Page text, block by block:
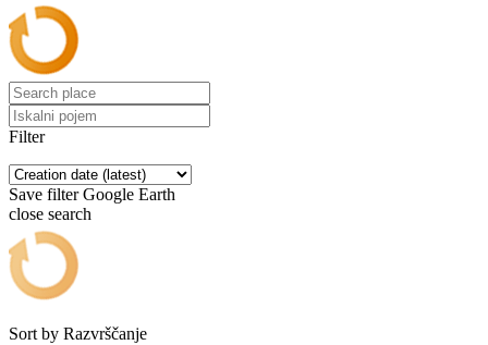
Filter
Save filter Google Earth
close search
Sort by Razvrščanje